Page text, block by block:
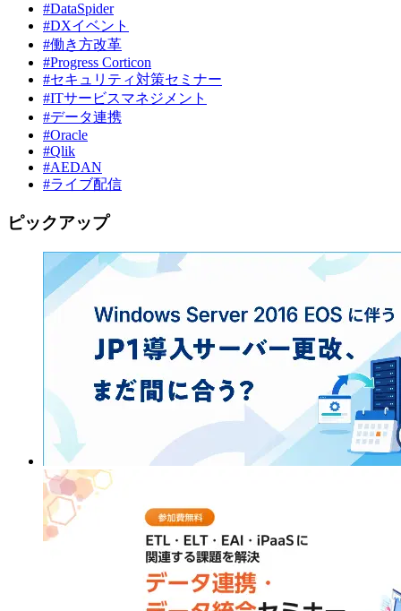
#DataSpider
#DXイベント
#働き方改革
#Progress Corticon
#セキュリティ対策セミナー
#ITサービスマネジメント
#データ連携
#Oracle
#Qlik
#AEDAN
#ライブ配信
ピックアップ